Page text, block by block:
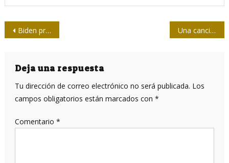
Navegación
entradas
Biden propone prohibir vehículos con tecnología de China y Rusia Una canción periodística para Marta Valdés
Deja una respuesta
Tu dirección de correo electrónico no será publicada. Los
campos obligatorios están marcados con *
Comentario *